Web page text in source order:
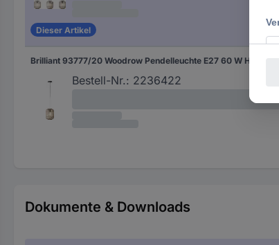
Dieser Artikel
Bestell-Nr.: 2236422
Dokumente & Downloads